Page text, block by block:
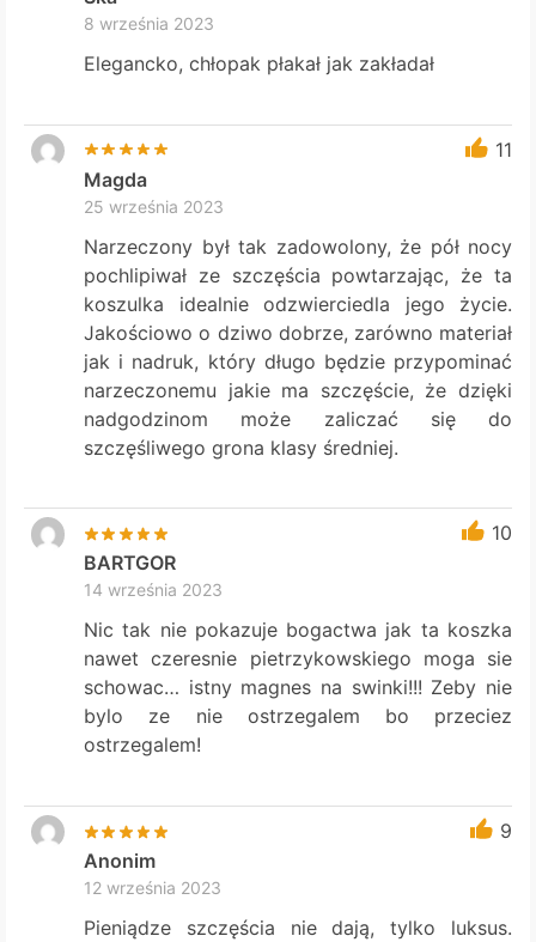
8 września 2023
Elegancko, chłopak płakał jak zakładał
11
Magda
25 września 2023
Narzeczony był tak zadowolony, że pół nocy
pochlipiwał ze szczęścia powtarzając, że ta
koszulka idealnie odzwierciedla jego życie.
Jakościowo o dziwo dobrze, zarówno materiał
jak i nadruk, który długo będzie przypominać
narzeczonemu jakie ma szczęście, że dzięki
nadgodzinom może zaliczać się do
szczęśliwego grona klasy średniej.
10
BARTGOR
14 września 2023
Nic tak nie pokazuje bogactwa jak ta koszka
nawet czeresnie pietrzykowskiego moga sie
schowac… istny magnes na swinki!!! Zeby nie
bylo ze nie ostrzegalem bo przeciez
ostrzegalem!
9
Anonim
12 września 2023
Pieniądze szczęścia nie dają, tylko luksus.